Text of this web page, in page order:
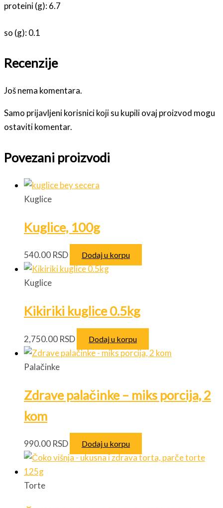
proteini (g): 6.7
so (g): 0.1
Recenzije
Još nema komentara.
Samo prijavljeni korisnici koji su kupili ovaj proizvod mogu
ostaviti komentar.
Povezani proizvodi
Kuglice
Kuglice, 100g
540.00 RSD Dodaj u korpu
Kuglice
Kikiriki kuglice 0.5kg
2,750.00 RSD Dodaj u korpu
Palačinke
Zdrave palačinke – miks porcija, 2
kom
990.00 RSD Dodaj u korpu
Torte